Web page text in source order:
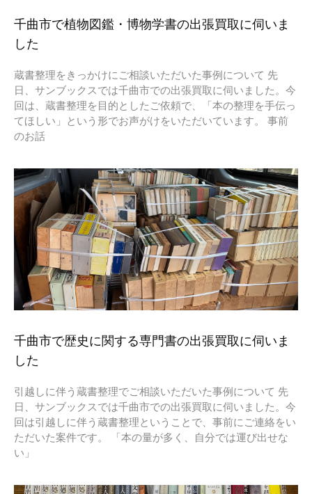
千曲市で植物図鑑・博物学書の出張買取に伺いま
した
蔵書整理をきっかけにご相談いただいた事例について 先
日、サンブックスでは千曲市での出張買取に伺いました。今
回は、蔵書整理を目的としたご依頼で、「本の整理を手伝っ
てほしい」という形でお声がけをいただいています。 事前
のお話
千曲市で歴史に関する専門書の出張買取に伺いま
した
引越しに伴う蔵書整理でご相談いただいた事例について 先
日、サンブックスでは千曲市での出張買取に伺いました。今
回は引越しに伴う蔵書整理ということで、事前にご連絡をい
ただいた案件です。 「本の量が多く、自分では運び出せな
い」